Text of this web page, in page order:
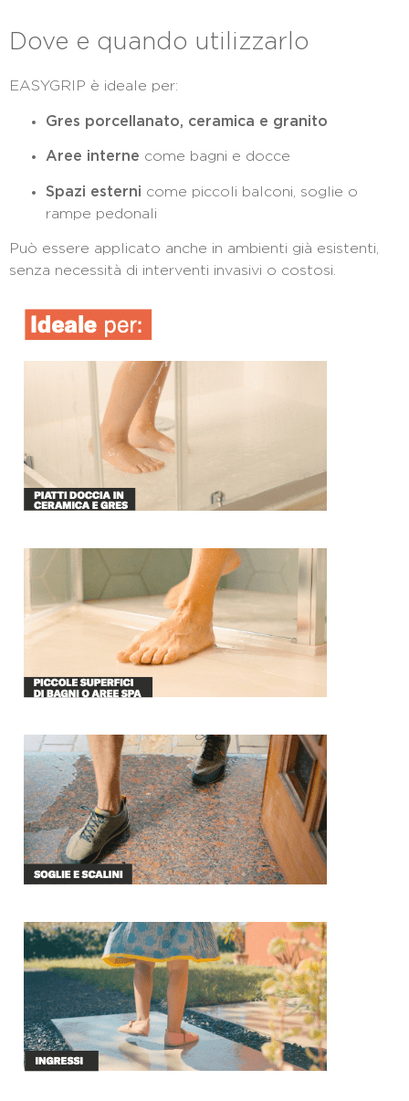
Dove e quando utilizzarlo
EASYGRIP è ideale per:
Gres porcellanato, ceramica e granito
Aree interne come bagni e docce
Spazi esterni come piccoli balconi, soglie o
rampe pedonali
Può essere applicato anche in ambienti già esistenti,
senza necessità di interventi invasivi o costosi.